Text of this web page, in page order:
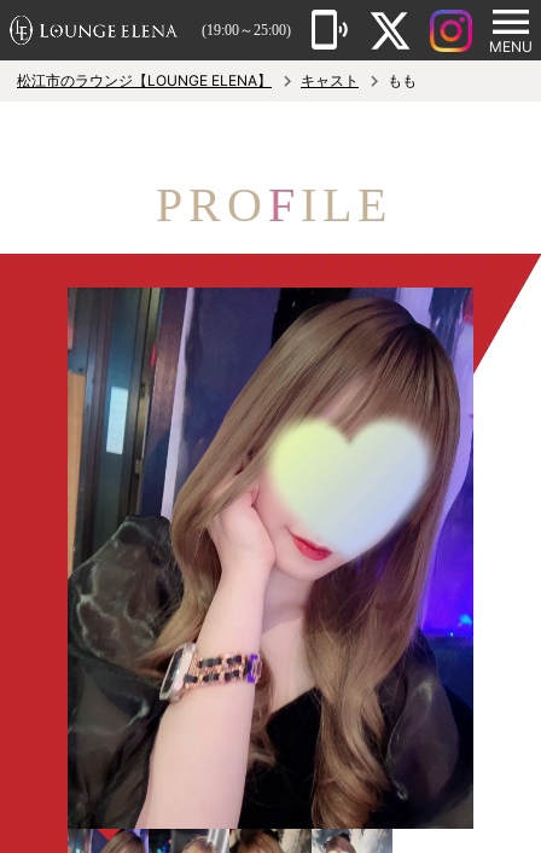
MENU
(19:00～25:00)
松江市のラウンジ【LOUNGE ELENA】 キャスト もも
PROFILE